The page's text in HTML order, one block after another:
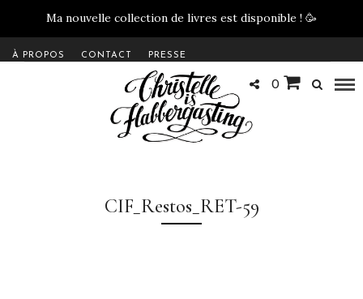
Ma nouvelle collection de livres est disponible ! 🥳
À PROPOS CONTACT PRESSE
0
CIF_Restos_RET-59